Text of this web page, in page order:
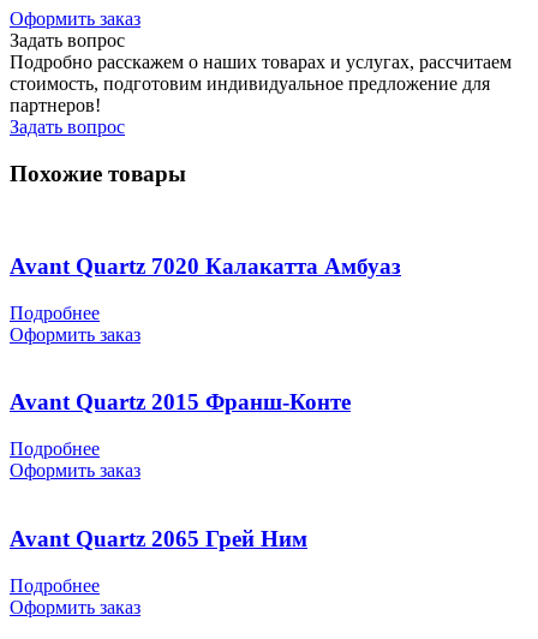
Оформить заказ
Задать вопрос
Подробно расскажем о наших товарах и услугах, рассчитаем
стоимость, подготовим индивидуальное предложение для
партнеров!
Задать вопрос
Похожие товары
Avant Quartz 7020 Калакатта Амбуаз
Подробнее
Оформить заказ
Avant Quartz 2015 Франш-Конте
Подробнее
Оформить заказ
Avant Quartz 2065 Грей Ним
Подробнее
Оформить заказ